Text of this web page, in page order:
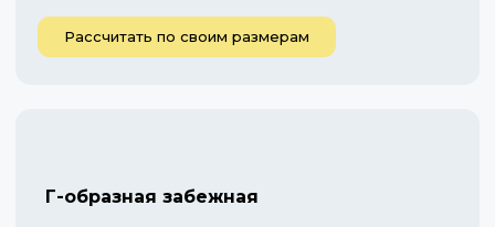
Рассчитать по своим размерам
Г-образная забежная